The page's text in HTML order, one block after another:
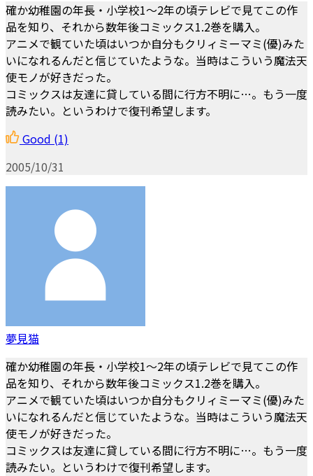
確か幼稚園の年長・小学校1～2年の頃テレビで見てこの作
品を知り、それから数年後コミックス1.2巻を購入。
アニメで観ていた頃はいつか自分もクリィミーマミ(優)みた
いになれるんだと信じていたような。当時はこういう魔法天
使モノが好きだった。
コミックスは友達に貸している間に行方不明に…。もう一度
読みたい。というわけで復刊希望します。
Good (1)
2005/10/31
夢見猫
確か幼稚園の年長・小学校1～2年の頃テレビで見てこの作
品を知り、それから数年後コミックス1.2巻を購入。
アニメで観ていた頃はいつか自分もクリィミーマミ(優)みた
いになれるんだと信じていたような。当時はこういう魔法天
使モノが好きだった。
コミックスは友達に貸している間に行方不明に…。もう一度
読みたい。というわけで復刊希望します。